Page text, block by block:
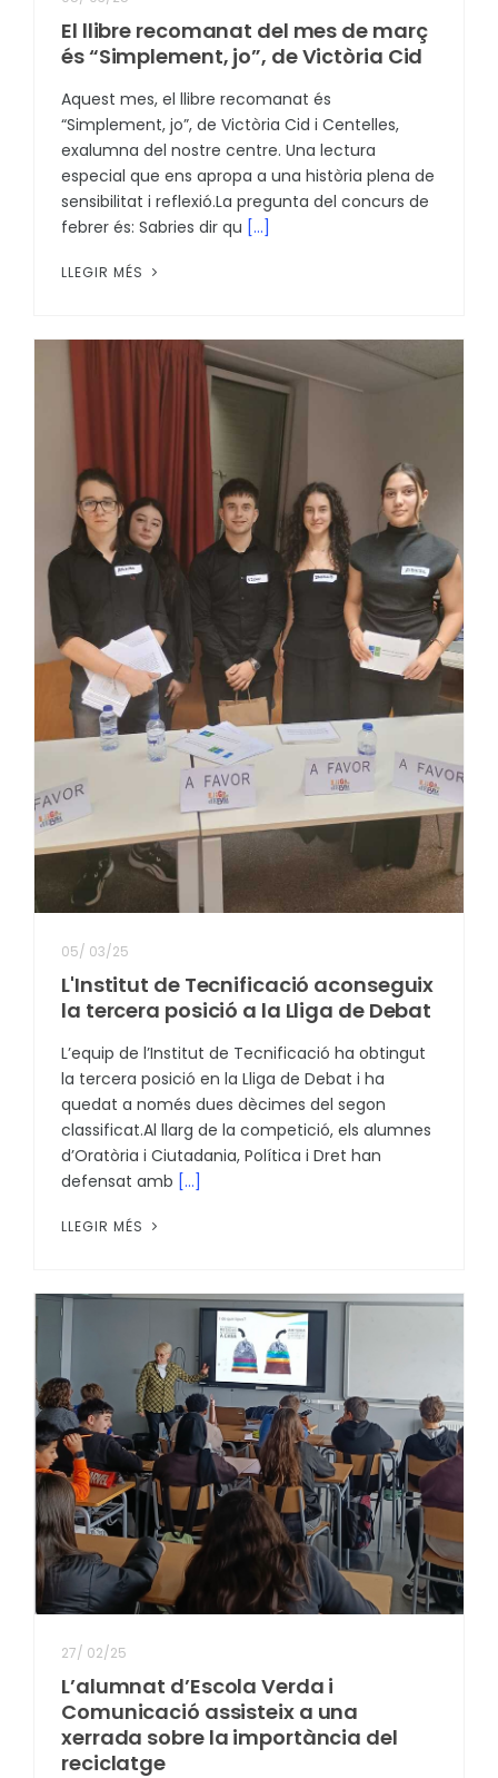
El llibre recomanat del mes de març
és “Simplement, jo”, de Victòria Cid
Aquest mes, el llibre recomanat és
“Simplement, jo”, de Victòria Cid i Centelles,
exalumna del nostre centre. Una lectura
especial que ens apropa a una història plena de
sensibilitat i reflexió.La pregunta del concurs de
febrer és: Sabries dir qu [...]
LLEGIR MÉS
05/ 03/25
L'Institut de Tecnificació aconseguix
la tercera posició a la Lliga de Debat
L’equip de l’Institut de Tecnificació ha obtingut
la tercera posició en la Lliga de Debat i ha
quedat a només dues dècimes del segon
classificat.Al llarg de la competició, els alumnes
d’Oratòria i Ciutadania, Política i Dret han
defensat amb [...]
LLEGIR MÉS
27/ 02/25
L’alumnat d’Escola Verda i
Comunicació assisteix a una
xerrada sobre la importància del
reciclatge